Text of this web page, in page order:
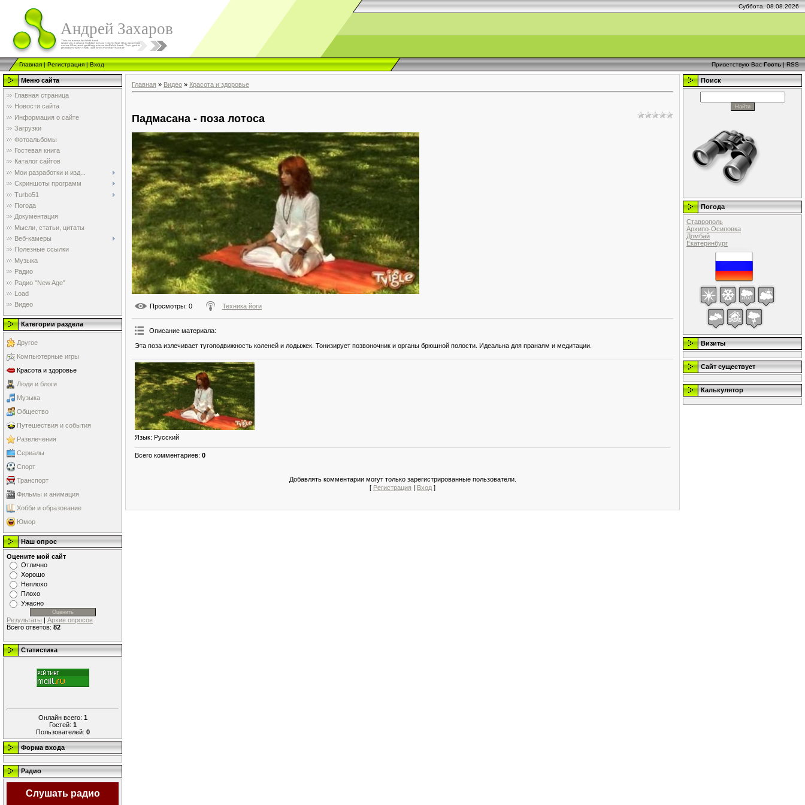
Суббота, 08.08.2026
Андрей Захаров
Главная|Регистрация|Вход Приветствую Вас Гость|RSS
Меню сайта
Главная страница
Новости сайта
Информация о сайте
Загрузки
Фотоальбомы
Гостевая книга
Каталог сайтов
Мои разработки и изд...
Скриншоты программ
Turbo51
Погода
Документация
Мысли, статьи, цитаты
Веб-камеры
Полезные ссылки
Музыка
Радио
Радио "New Age"
Load
Видео
Категории раздела
Другое
Компьютерные игры
Красота и здоровье
Люди и блоги
Музыка
Общество
Путешествия и события
Развлечения
Сериалы
Спорт
Транспорт
Фильмы и анимация
Хобби и образование
Юмор
Наш опрос
Оцените мой сайт
Отлично
Хорошо
Неплохо
Плохо
Ужасно
Результаты | Архив опросов
Всего ответов: 82
Статистика
Онлайн всего: 1
Гостей: 1
Пользователей: 0
Форма входа
Радио
Слушать радио
Главная » Видео » Красота и здоровье
Падмасана - поза лотоса
Просмотры: 0 Техника йоги
Описание материала:
Эта поза излечивает тугоподвижность коленей и лодыжек. Тонизирует позвоночник и органы брюшной полости. Идеальна для пранаям и медитации.
Язык: Русский
Всего комментариев: 0
Добавлять комментарии могут только зарегистрированные пользователи.
[ Регистрация | Вход ]
Поиск
Погода
Ставрополь
Архипо-Осиповка
Домбай
Екатеринбург
Визиты
Сайт существует
Калькулятор